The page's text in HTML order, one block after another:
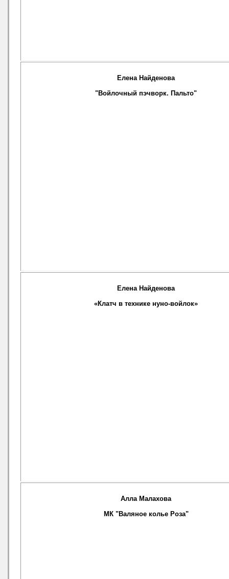
Елена Найденова
"Войлочный пэчворк. Пальто"
Елена Найденова
«Клатч в технике нуно-войлок»
Алла Малахова
МК "Валяное колье Роза"